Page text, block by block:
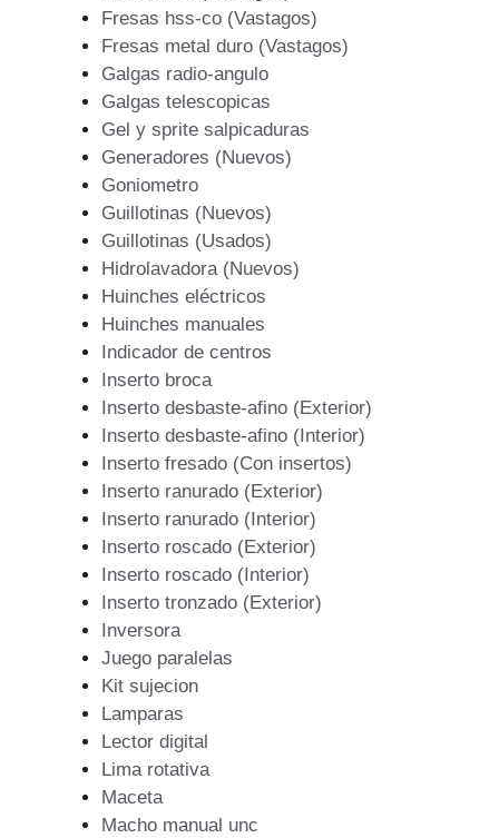
Fresas hss-co (Vastagos)
Fresas metal duro (Vastagos)
Galgas radio-angulo
Galgas telescopicas
Gel y sprite salpicaduras
Generadores (Nuevos)
Goniometro
Guillotinas (Nuevos)
Guillotinas (Usados)
Hidrolavadora (Nuevos)
Huinches eléctricos
Huinches manuales
Indicador de centros
Inserto broca
Inserto desbaste-afino (Exterior)
Inserto desbaste-afino (Interior)
Inserto fresado (Con insertos)
Inserto ranurado (Exterior)
Inserto ranurado (Interior)
Inserto roscado (Exterior)
Inserto roscado (Interior)
Inserto tronzado (Exterior)
Inversora
Juego paralelas
Kit sujecion
Lamparas
Lector digital
Lima rotativa
Maceta
Macho manual unc